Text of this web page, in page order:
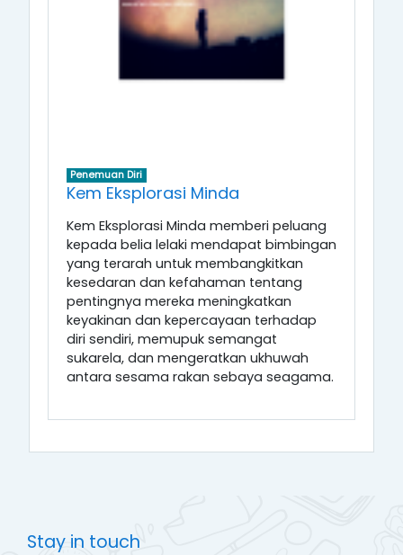
Penemuan Diri
Kem Eksplorasi Minda
Kem Eksplorasi Minda memberi peluang
kepada belia lelaki mendapat bimbingan
yang terarah untuk membangkitkan
kesedaran dan kefahaman tentang
pentingnya mereka meningkatkan
keyakinan dan kepercayaan terhadap
diri sendiri, memupuk semangat
sukarela, dan mengeratkan ukhuwah
antara sesama rakan sebaya seagama.
Stay in touch